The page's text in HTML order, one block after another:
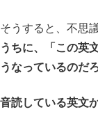
そうすると、不思
うちに、「この英
うなっているのだ
音読している英文